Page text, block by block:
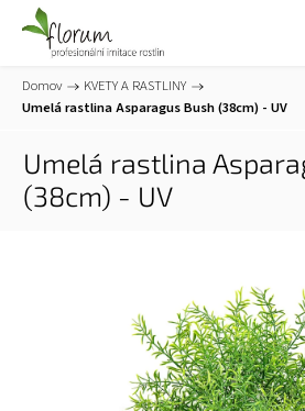
Domov / KVETY A RASTLINY /
Umelá rastlina Asparagus Bush (38cm) - UV
Umelá rastlina
(38cm) - UV